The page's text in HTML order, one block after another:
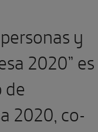
y
2020” es
de
2020, co-